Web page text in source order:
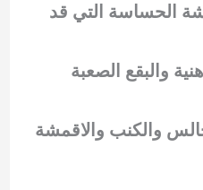
الحساسة التي قد
والبقع الصعبة
والكنب والاقمشة